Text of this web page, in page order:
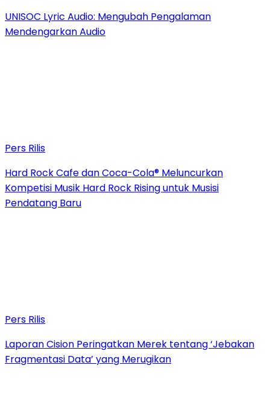
UNISOC Lyric Audio: Mengubah Pengalaman
Mendengarkan Audio
Pers Rilis
Hard Rock Cafe dan Coca-Cola® Meluncurkan
Kompetisi Musik Hard Rock Rising untuk Musisi
Pendatang Baru
Pers Rilis
Laporan Cision Peringatkan Merek tentang ‘Jebakan
Fragmentasi Data’ yang Merugikan